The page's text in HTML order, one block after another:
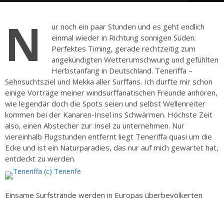
N
ur noch ein paar Stunden und es geht endlich
einmal wieder in Richtung sonnigen Süden.
Perfektes Timing, gerade rechtzeitig zum
angekündigten Wetterumschwung und gefühlten
Herbstanfang in Deutschland. Teneriffa –
Sehnsuchtsziel und Mekka aller Surffans. Ich durfte mir schon
einige Vorträge meiner windsurffanatischen Freunde anhören,
wie legendär doch die Spots seien und selbst Wellenreiter
kommen bei der Kanaren-Insel ins Schwärmen. Höchste Zeit
also, einen Abstecher zur Insel zu unternehmen. Nur
viereinhalb Flugstunden entfernt liegt Teneriffa quasi um die
Ecke und ist ein Naturparadies, das nur auf mich gewartet hat,
entdeckt zu werden.
Einsame Surfstrände werden in Europas überbevölkerten